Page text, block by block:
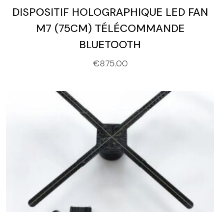
DISPOSITIF HOLOGRAPHIQUE LED FAN
M7 (75CM) TÉLÉCOMMANDE
BLUETOOTH
€875.00